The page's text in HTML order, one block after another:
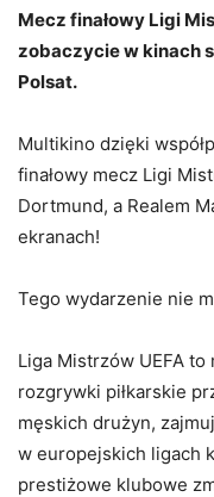
Mecz finałowy Ligi
zobaczycie w kinach
Polsat.
Multikino dzięki
finałowy mecz Ligi
Dortmund, a Realem
ekranach!
Tego wydarzenie nie
Liga Mistrzów UEFA
rozgrywki piłkarskie
męskich drużyn,
w europejskich ligach
prestiżowe klubowe